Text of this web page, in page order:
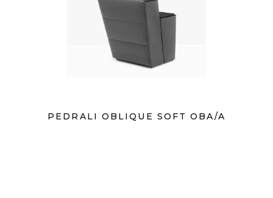
PEDRALI OBLIQUE SOFT OBA/A